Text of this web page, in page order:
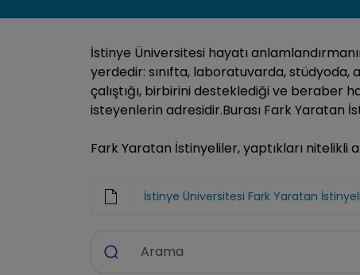
İstinye Üniversitesi hayatı
yerdedir: sınıfta, laboratuvarda,
çalıştığı, birbirini desteklediği ve beraber
isteyenlerin adresidir.Burası Fark Yaratan
Fark Yaratan İstinyeliler, yaptıkları
İstinye Üniversitesi Fark Yaratan